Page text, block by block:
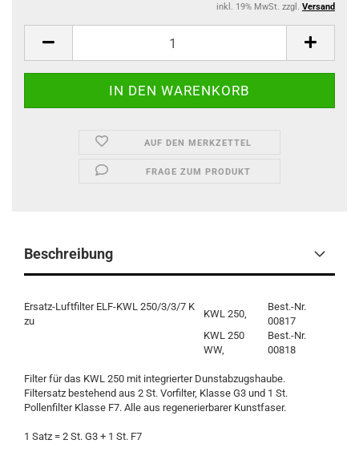
inkl. 19% MwSt. zzgl. Versand
AUF DEN MERKZETTEL
FRAGE ZUM PRODUKT
Beschreibung
Ersatz-Luftfilter ELF-KWL 250/3/3/7 K
zu
KWL 250,
Best.-Nr.
00817
KWL 250
WW,
Best.-Nr.
00818
Filter für das KWL 250 mit integrierter Dunstabzugshaube.
Filtersatz bestehend aus 2 St. Vorfilter, Klasse G3 und 1 St.
Pollenfilter Klasse F7. Alle aus regenerierbarer Kunstfaser.
1 Satz = 2 St. G3 + 1 St. F7